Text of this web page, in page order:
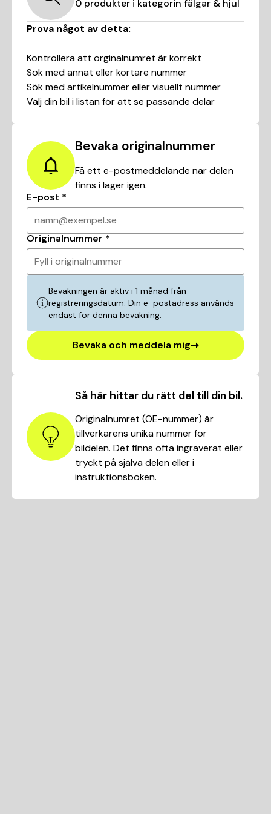
0 produkter i kategorin fälgar & hjul
Prova något av detta:
Kontrollera att orginalnumret är korrekt
Sök med annat eller kortare nummer
Sök med artikelnummer eller visuellt nummer
Välj din bil i listan för att se passande delar
Så här hittar du rätt del till din bil.
Originalnumret (OE-nummer) är
tillverkarens unika nummer för
bildelen. Det finns ofta ingraverat eller
tryckt på själva delen eller i
instruktionsboken.
Bevaka originalnummer
Få ett e-postmeddelande när delen
finns i lager igen.
E-post *
namn@exempel.se
Originalnummer *
Fyll i originalnummer
Bevakningen är aktiv i 1 månad från
registreringsdatum. Din e-postadress används
endast för denna bevakning.
Bevaka och meddela mig